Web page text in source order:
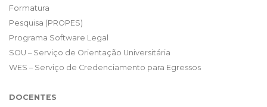
Formatura
Pesquisa (PROPES)
Programa Software Legal
SOU – Serviço de Orientação Universitária
WES – Serviço de Credenciamento para Egressos
DOCENTES